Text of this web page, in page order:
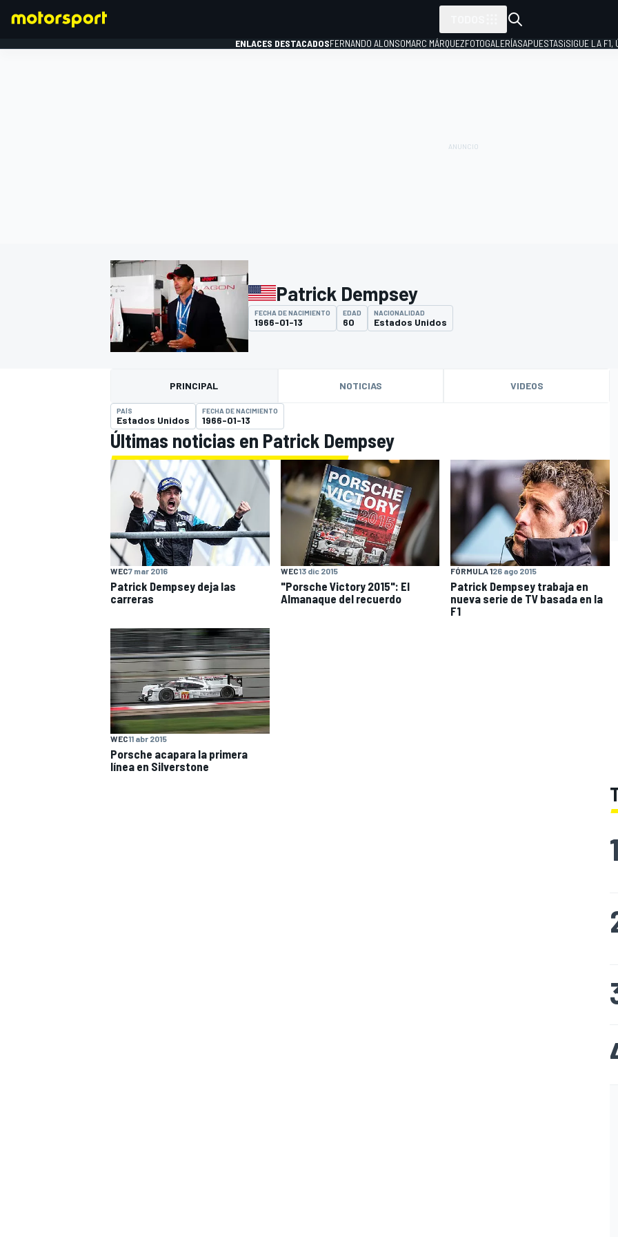
INDYCAR
WEC FÓRMULA E
ENLACES DESTACADOSFERNANDO ALONSOMARC MÁRQUEZFOTOGALERÍASAPUESTAS¡SIGUE LA F1,
Patrick Dempsey
FECHA DE NACIMIENTO
1966-01-13
EDAD
60
NACIONALIDAD
Estados Unidos
PRINCIPAL NOTICIAS VIDEOS
PAÍS
Estados Unidos
FECHA DE NACIMIENTO
1966-01-13
Últimas noticias en Patrick Dempsey
WEC7 mar 2016
Patrick Dempsey deja las
carreras
WEC13 dic 2015
"Porsche Victory 2015": El
Almanaque del recuerdo
FÓRMULA 126 ago 2015
Patrick Dempsey trabaja en
nueva serie de TV basada en la
F1
WEC11 abr 2015
Porsche acapara la primera
línea en Silverstone
1